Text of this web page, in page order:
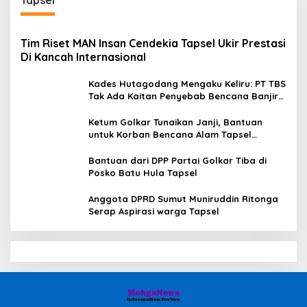
Tim Riset MAN Insan Cendekia Tapsel Ukir Prestasi
Di Kancah Internasional
Kades Hutagodang Mengaku Keliru: PT TBS
Tak Ada Kaitan Penyebab Bencana Banjir
Ketum Golkar Tunaikan Janji, Bantuan
untuk Korban Bencana Alam Tapsel
Bantuan dari DPP Partai Golkar Tiba di
Posko Batu Hula Tapsel
Anggota DPRD Sumut Muniruddin Ritonga
Serap Aspirasi warga Tapsel